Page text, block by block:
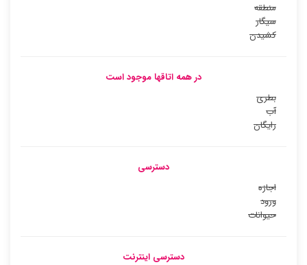
منطقه
سیگار
کشیدن
در همه اتاقها موجود است
بطری
آب
رایگان
دسترسی
اجازه
ورود
حیوانات
دسترسی اینترنت